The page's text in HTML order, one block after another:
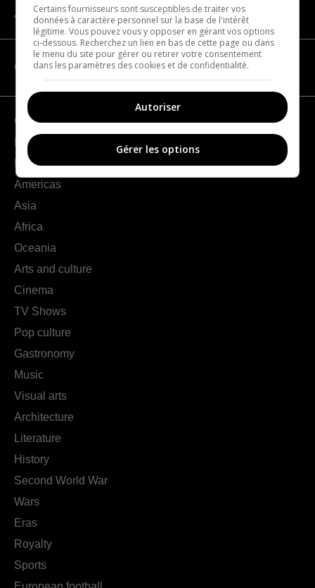
About us
CATEGORIES
Geography
France
Europe
Americas
Asia
Africa
Oceania
Arts and culture
Cinema
TV Shows
Pop culture
Gastronomy
Music
Visual arts
Architecture
Literature
History
Second World War
Wars
Eras
Royalty
Sports
Certains fournisseurs sont susceptibles de traiter vos
données à caractère personnel sur la base de l'intérêt
légitime. Vous pouvez vous y opposer en gérant vos options
ci-dessous. Recherchez un lien en bas de cette page ou dans
le menu du site pour gérer ou retirer votre consentement
dans les paramètres des cookies et de confidentialité.
Autoriser
Gérer les options